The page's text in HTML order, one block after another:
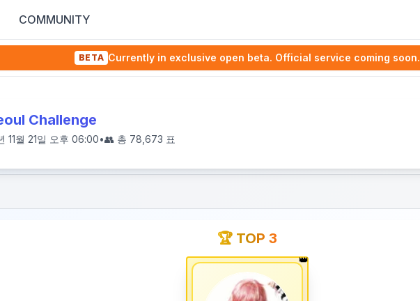
COMMUNITY
BETA Currently in exclusive open beta. Official service coming soon.
Challenge
11월 21일 오후 06:00•👥 총 78,673 표
🏆 TOP 3
👑